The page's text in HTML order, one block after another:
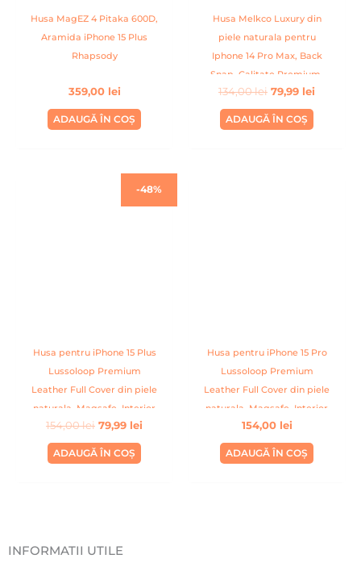
Husa MagEZ 4 Pitaka 600D,
Aramida iPhone 15 Plus
Rhapsody
359,00 lei
ADAUGĂ ÎN COȘ
Husa Melkco Luxury din
piele naturala pentru
Iphone 14 Pro Max, Back
Snap, Calitate Premium,
Handmade, Rosu
134,00lei 79,99 lei
ADAUGĂ ÎN COȘ
-48%
Husa pentru iPhone 15 Plus
Lussoloop Premium
Leather Full Cover din piele
naturala, Magsafe, Interior
Din Microfibra, Handmade,
Maro
154,00lei 79,99 lei
Prețul
curent
este:
ADAUGĂ ÎN COȘ
Husa pentru iPhone 15 Pro
Lussoloop Premium
Leather Full Cover din piele
naturala, Magsafe, Interior
Din Microfibra, Handmade,
Fuchsia
154,00 lei
ADAUGĂ ÎN COȘ
INFORMATII UTILE